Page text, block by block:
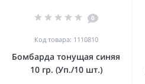
0
Код товара: 1110810
Бомбарда тонущая синяя
10 гр. (Уп./10 шт.)